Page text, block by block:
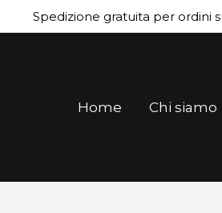
Spedizione gratuita per ordini
Home Chi siamo